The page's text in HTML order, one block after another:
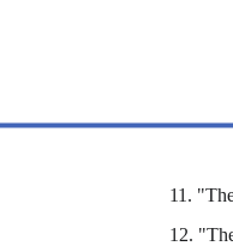
11.
12.